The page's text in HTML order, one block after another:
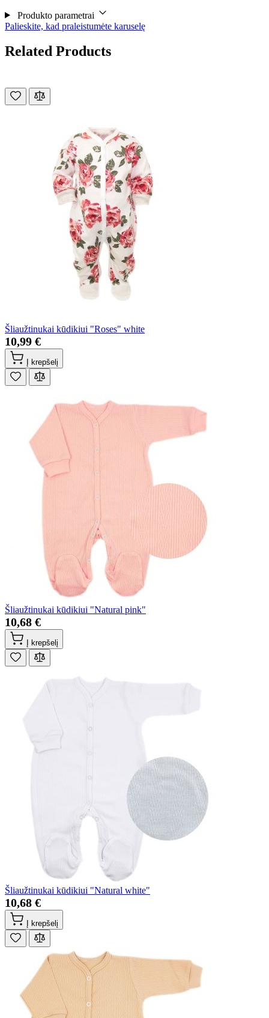
Produkto parametrai
Palieskite, kad praleistumėte karuselę
Related Products
Šliaužtinukai kūdikiui "Roses" white
10,99 €
Į krepšelį
Šliaužtinukai kūdikiui "Natural pink"
10,68 €
Į krepšelį
Šliaužtinukai kūdikiui "Natural white"
10,68 €
Į krepšelį